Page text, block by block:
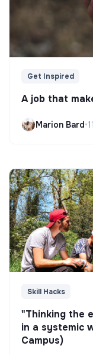
Get Inspired
A job that
Marion Bard•
Skill Hacks
"Thinking the
in a systemic
Campus)